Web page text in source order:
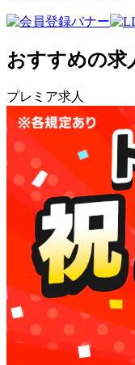
おすすめの求
プレミア求人